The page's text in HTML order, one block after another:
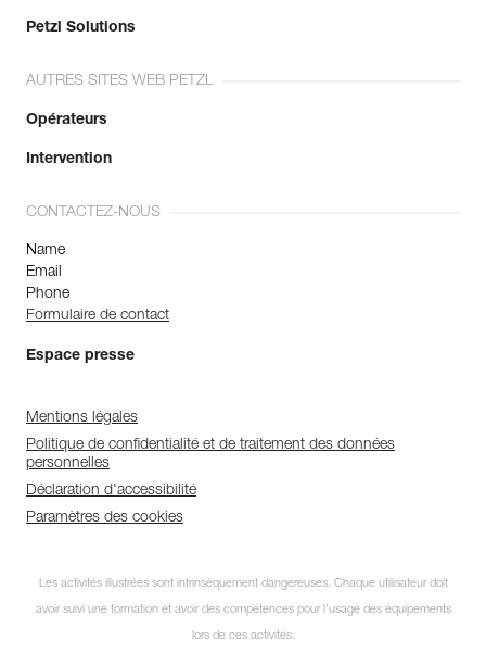
Petzl Solutions
AUTRES SITES WEB PETZL
Opérateurs
Intervention
CONTACTEZ-NOUS
Name
Email
Phone
Formulaire de contact
Espace presse
Mentions légales
Politique de confidentialité et de traitement des données
personnelles
Déclaration d'accessibilité
Paramètres des cookies
Les activités illustrées sont intrinsèquement dangereuses. Chaque utilisateur doit
avoir suivi une formation et avoir des compétences pour l’usage des équipements
lors de ces activités.